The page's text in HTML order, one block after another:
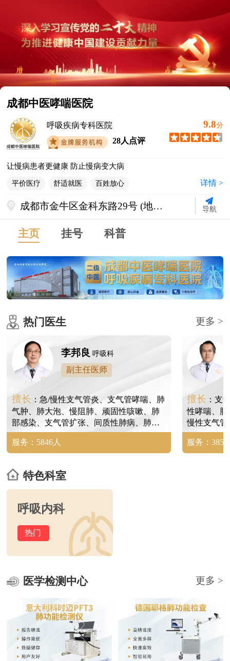
成都中医哮喘医院
呼吸疾病专科医院
28人点评
9.8分
让慢病患者更健康 防止慢病变大病
平价医疗 舒适就医 百姓放心 详情 >
成都市金牛区金科东路29号 (地铁2
导航
主页 挂号 科普
热门医生 更多 >
李邦良 呼吸科
副主任医师
擅长 ：急/慢性支气管炎、支气管哮喘、肺
气肿、肺大泡、慢阻肺、顽固性咳嗽、肺
部感染、支气管扩张、间质性肺病、肺间
质纤维化、尘肺、矽肺、肺结节等。
服务：5846人
擅长 ：支
性哮喘、
慢性支气
病、肺炎
尘肺、矽
服务：3854
特色科室
呼吸内科
热门
医学检测中心 更多 >